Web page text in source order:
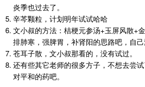
炎季也过去了。
辛芩颗粒 ，计划明年试试哈哈
文小叔的方法：桔梗元参汤+玉屏风散+
排肺寒，强脾胃，补肾阳的思路吧，自己
苍耳子散 ，文小叔那看的，没有试过。
还有些其它老师的很多方子，不想去尝
对平和的药吧。